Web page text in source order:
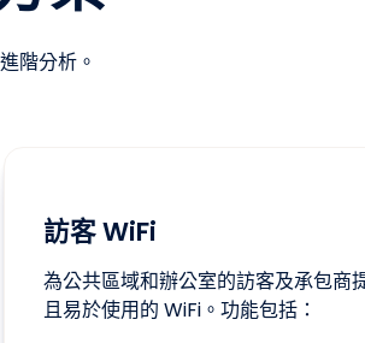
階分析。
訪客 WiFi
為公共區域和辦公室的訪客及承包商
且易於使用的 WiFi。功能包括：